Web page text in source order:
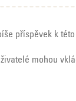
příspěvek k
mohou